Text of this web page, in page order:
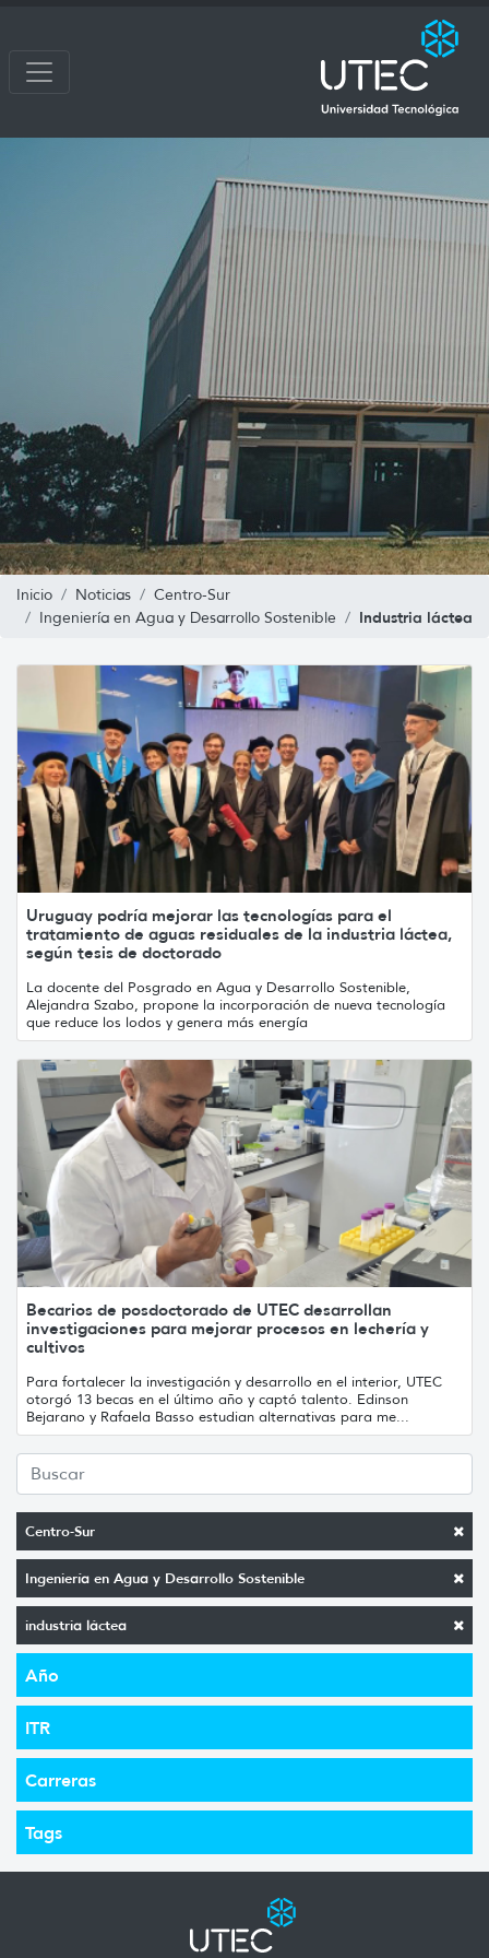
Inicio Noticias
Centro-Sur
Ingeniería en Agua y Desarrollo Sostenible
Industria láctea
Centro-Sur
Ingeniería en Agua y Desarrollo Sostenible
industria láctea
Año
ITR
Carreras
Tags
Uruguay podría mejorar las tecnologías para el
tratamiento de aguas residuales de la industria láctea,
según tesis de doctorado
La docente del Posgrado en Agua y Desarrollo Sostenible,
Alejandra Szabo, propone la incorporación de nueva tecnología
que reduce los lodos y genera más energía
Becarios de posdoctorado de UTEC desarrollan
investigaciones para mejorar procesos en lechería y
cultivos
Para fortalecer la investigación y desarrollo en el interior, UTEC
otorgó 13 becas en el último año y captó talento. Edinson
Bejarano y Rafaela Basso estudian alternativas para me...